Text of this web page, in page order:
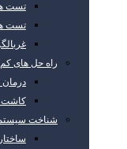
تست
تست
راه حل های
کاشت
شناخت